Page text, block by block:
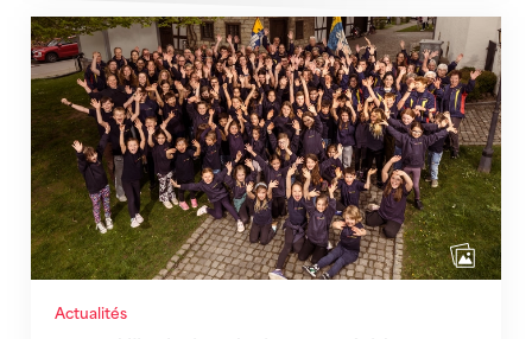
Actualités
Quand l’inclusion devient une évidence